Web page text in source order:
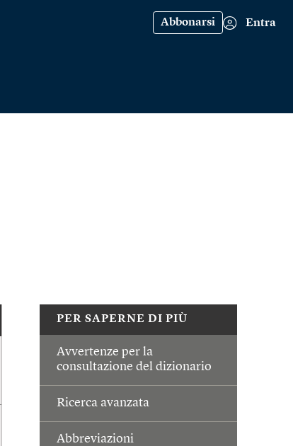
Abbonarsi Entra
PER SAPERNE DI PIÙ
Avvertenze per la
consultazione del dizionario
Ricerca avanzata
Abbreviazioni